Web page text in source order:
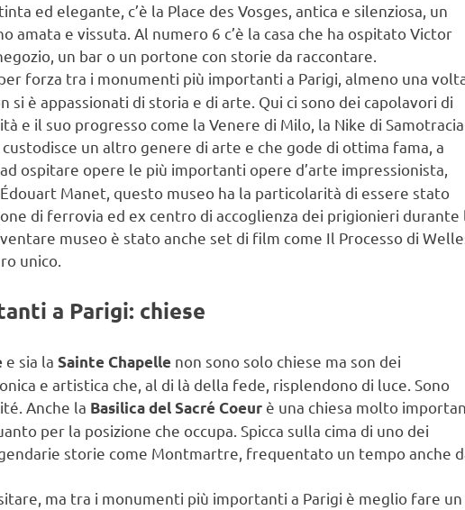
ed elegante, c’è la Place des Vosges, antica e silenziosa, un
amata e vissuta. Al numero 6 c’è la casa che ha ospitato Victor
un bar o un portone con storie da raccontare.
forza tra i monumenti più importanti a Parigi, almeno una
si è appassionati di storia e di arte. Qui ci sono dei capolavori di
e il suo progresso come la Venere di Milo, la Nike di
un altro genere di arte e che gode di ottima fama, a
ospitare opere le più importanti opere d’arte impressionista,
Manet, questo museo ha la particolarità di essere stato
di ferrovia ed ex centro di accoglienza dei prigionieri durante
museo è stato anche set di film come Il Processo di
unico.
a Parigi: chiese
e sia la Sainte Chapelle non sono solo chiese ma son dei
e artistica che, al di là della fede, risplendono di luce. Sono
Anche la Basilica del Sacré Coeur è una chiesa molto
per la posizione che occupa. Spicca sulla cima di uno dei
storie come Montmartre, frequentato un tempo anche
ma tra i monumenti più importanti a Parigi è meglio fare un